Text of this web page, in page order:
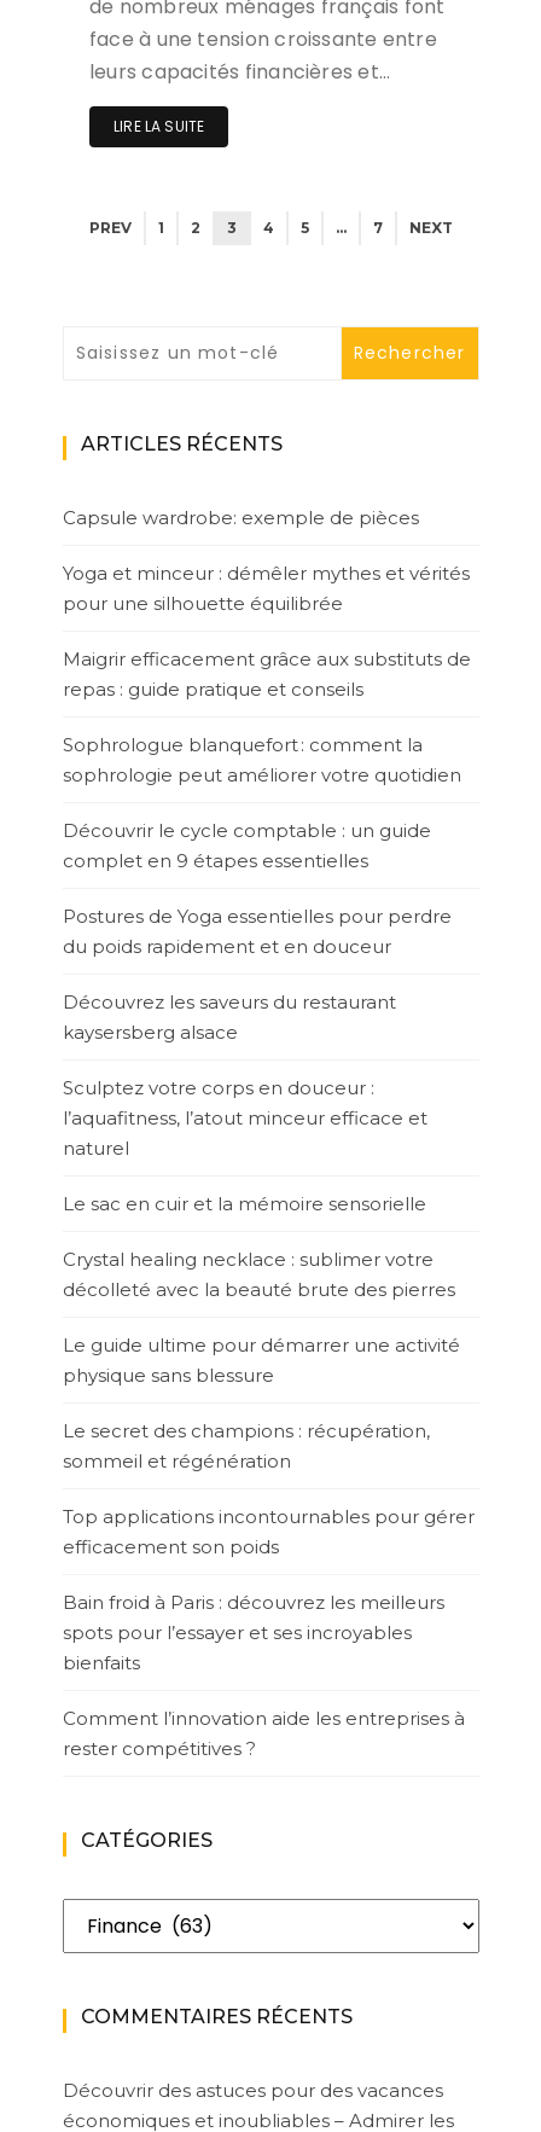
de nombreux ménages français font
face à une tension croissante entre
leurs capacités financières et…
LIRE LA SUITE
PREV 1 2 3 4 5 … 7 NEXT
ARTICLES RÉCENTS
Capsule wardrobe: exemple de pièces
Yoga et minceur : démêler mythes et vérités
pour une silhouette équilibrée
Maigrir efficacement grâce aux substituts de
repas : guide pratique et conseils
Sophrologue blanquefort : comment la
sophrologie peut améliorer votre quotidien
Découvrir le cycle comptable : un guide
complet en 9 étapes essentielles
Postures de Yoga essentielles pour perdre
du poids rapidement et en douceur
Découvrez les saveurs du restaurant
kaysersberg alsace
Sculptez votre corps en douceur :
l’aquafitness, l’atout minceur efficace et
naturel
Le sac en cuir et la mémoire sensorielle
Crystal healing necklace : sublimer votre
décolleté avec la beauté brute des pierres
Le guide ultime pour démarrer une activité
physique sans blessure
Le secret des champions : récupération,
sommeil et régénération
Top applications incontournables pour gérer
efficacement son poids
Bain froid à Paris : découvrez les meilleurs
spots pour l’essayer et ses incroyables
bienfaits
Comment l’innovation aide les entreprises à
rester compétitives ?
CATÉGORIES
Catégories
COMMENTAIRES RÉCENTS
Découvrir des astuces pour des vacances
économiques et inoubliables – Admirer les